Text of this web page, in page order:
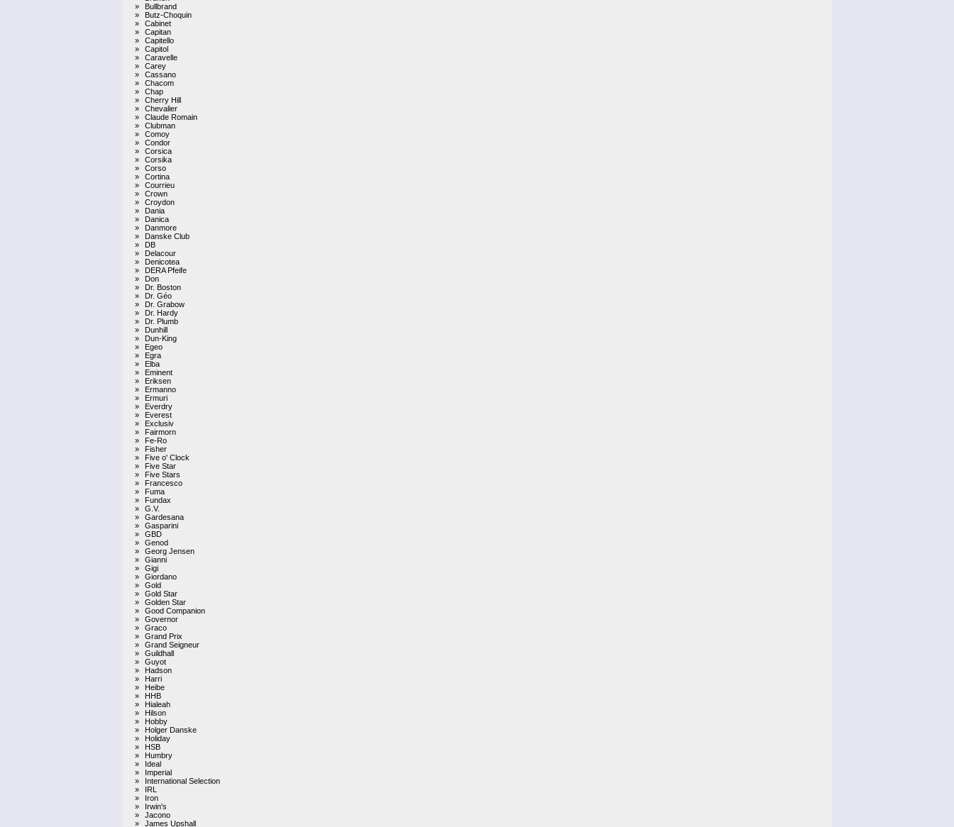
»
Bullbrand
»
Butz-Choquin
»
Cabinet
»
Capitan
»
Capitello
»
Capitol
»
Caravelle
»
Carey
»
Cassano
»
Chacom
»
Chap
»
Cherry Hill
»
Chevalier
»
Claude Romain
»
Clubman
»
Comoy
»
Condor
»
Corsica
»
Corsika
»
Corso
»
Cortina
»
Courrieu
»
Crown
»
Croydon
»
Dania
»
Danica
»
Danmore
»
Danske Club
»
DB
»
Delacour
»
Denicotea
»
DERA Pfeife
»
Don
»
Dr. Boston
»
Dr. Géo
»
Dr. Grabow
»
Dr. Hardy
»
Dr. Plumb
»
Dunhill
»
Dun-King
»
Egeo
»
Egra
»
Elba
»
Eminent
»
Eriksen
»
Ermanno
»
Ermuri
»
Everdry
»
Everest
»
Exclusiv
»
Fairmorn
»
Fe-Ro
»
Fisher
»
Five o' Clock
»
Five Star
»
Five Stars
»
Francesco
»
Fuma
»
Fundax
»
G.V.
»
Gardesana
»
Gasparini
»
GBD
»
Genod
»
Georg Jensen
»
Gianni
»
Gigi
»
Giordano
»
Gold
»
Gold Star
»
Golden Star
»
Good Companion
»
Governor
»
Graco
»
Grand Prix
»
Grand Seigneur
»
Guildhall
»
Guyot
»
Hadson
»
Harri
»
Heibe
»
HHB
»
Hialeah
»
Hilson
»
Hobby
»
Holger Danske
»
Holiday
»
HSB
»
Humbry
»
Ideal
»
Imperial
»
International Selection
»
IRL
»
Iron
»
Irwin's
»
Jacono
»
James Upshall